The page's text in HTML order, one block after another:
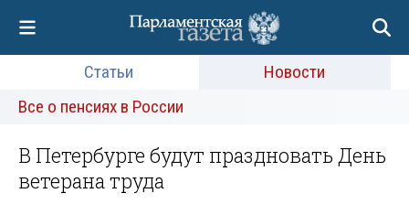
Статьи
Новости
Все о пенсиях в России
В Петербурге будут праздновать День
ветерана труда